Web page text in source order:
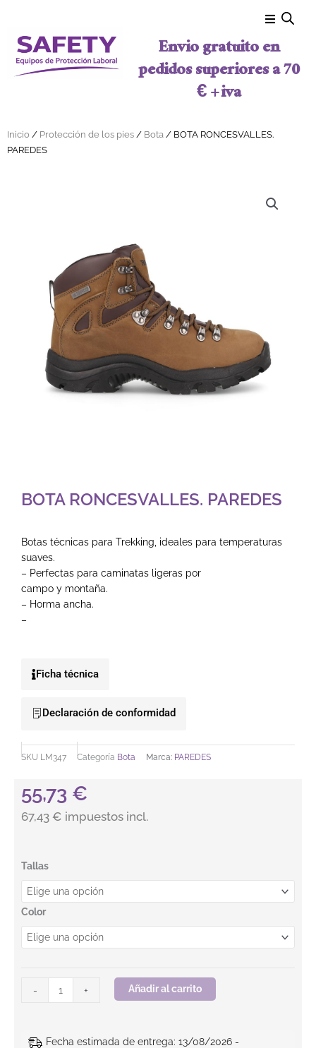
Envio gratuito en
pedidos superiores a 70
€ + iva
Inicio / Protección de los pies / Bota / BOTA RONCESVALLES.
PAREDES
BOTA RONCESVALLES. PAREDES
Botas técnicas para Trekking, ideales para temperaturas
suaves.
– Perfectas para caminatas ligeras por
campo y montaña.
– Horma ancha.
–
Ficha técnica
Declaración de conformidad
SKU LM347 Categoría Bota Marca: PAREDES
55,73 €
67,43 € impuestos incl.
Tallas
Color
-
BOTA RONCESVALLES. PAREDES cantidad
+ Añadir al carrito
Fecha estimada de entrega: 13/08/2026 -